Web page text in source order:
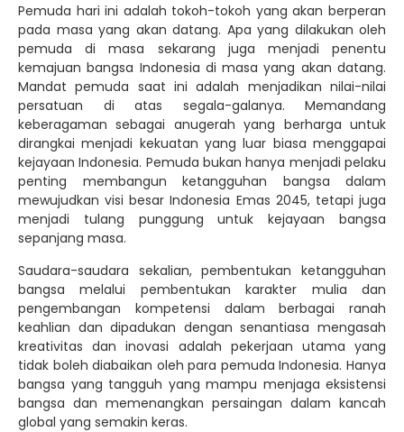
Pemuda hari ini adalah tokoh-tokoh yang akan berperan
pada masa yang akan datang. Apa yang dilakukan oleh
pemuda di masa sekarang juga menjadi penentu
kemajuan bangsa Indonesia di masa yang akan datang.
Mandat pemuda saat ini adalah menjadikan nilai-nilai
persatuan di atas segala-galanya. Memandang
keberagaman sebagai anugerah yang berharga untuk
dirangkai menjadi kekuatan yang luar biasa menggapai
kejayaan Indonesia. Pemuda bukan hanya menjadi pelaku
penting membangun ketangguhan bangsa dalam
mewujudkan visi besar Indonesia Emas 2045, tetapi juga
menjadi tulang punggung untuk kejayaan bangsa
sepanjang masa.
Saudara-saudara sekalian, pembentukan ketangguhan
bangsa melalui pembentukan karakter mulia dan
pengembangan kompetensi dalam berbagai ranah
keahlian dan dipadukan dengan senantiasa mengasah
kreativitas dan inovasi adalah pekerjaan utama yang
tidak boleh diabaikan oleh para pemuda Indonesia. Hanya
bangsa yang tangguh yang mampu menjaga eksistensi
bangsa dan memenangkan persaingan dalam kancah
global yang semakin keras.